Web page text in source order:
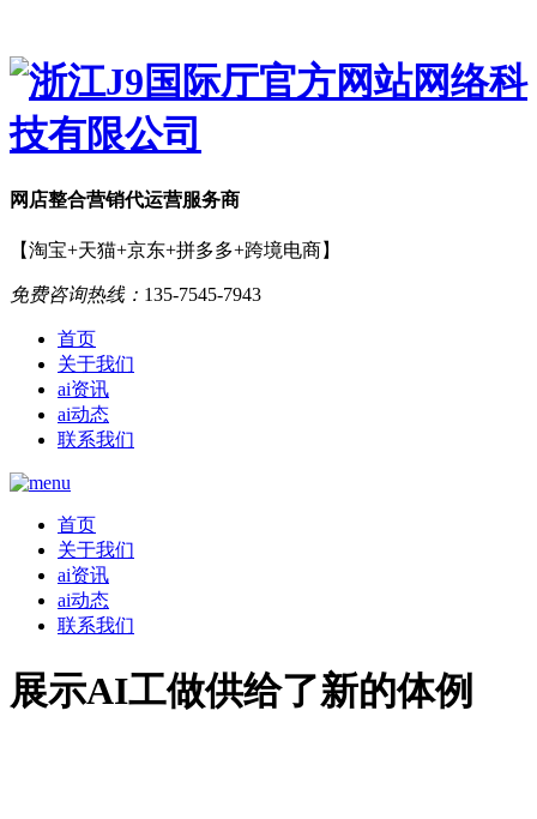
网店整合营销代运营服务商
【淘宝+天猫+京东+拼多多+跨境电商】
免费咨询热线： 135-7545-7943
首页
关于我们
ai资讯
ai动态
联系我们
首页
关于我们
ai资讯
ai动态
联系我们
展示AI工做供给了新的体例